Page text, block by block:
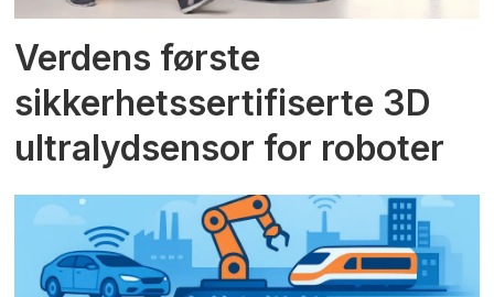
Verdens første
sikkerhetssertifiserte 3D
ultralydsensor for roboter